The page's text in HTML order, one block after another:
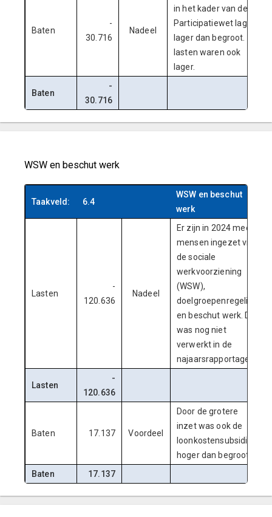
Baten
-
30.716
Nadeel
in het kader van de
Participatiewet lagen
lager dan begroot. De
lasten waren ook
lager.
Baten
-
30.716
WSW en beschut werk
Taakveld: 6.4
WSW en beschut
werk
Lasten
-
120.636
Nadeel
Er zijn in 2024 meer
mensen ingezet via
de sociale
werkvoorziening
(WSW),
doelgroepenregeling
en beschut werk. Dit
was nog niet
verwerkt in de
najaarsrapportage.
Lasten
-
120.636
Baten 17.137 Voordeel
Door de grotere
inzet was ook de
loonkostensubsidie
hoger dan begroot.
Baten
17.137